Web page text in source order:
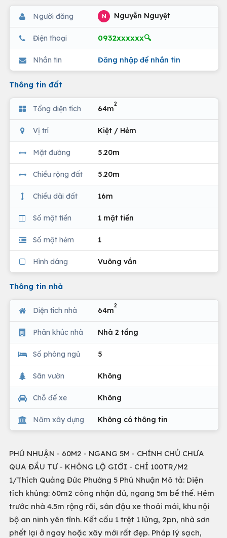
Người đăng N Nguyễn Nguyệt
Điện thoại 0932xxxxxx🔍
Nhắn tin Đăng nhập để nhắn tin
Thông tin đất
Tổng diện tích 64m
2
Vị trí Kiệt / Hẻm
Mặt đường 5.20m
Chiều rộng đất 5.20m
Chiều dài đất 16m
Số mặt tiền 1 mặt tiền
Số mặt hẻm 1
Hình dáng Vuông vắn
Thông tin nhà
Diện tích nhà 64m
2
Phân khúc nhà Nhà 2 tầng
Số phòng ngủ 5
Sân vườn Không
Chỗ để xe Không
Năm xây dựng Không có thông tin
PHÚ NHUẬN - 60M2 - NGANG 5M - CHÍNH CHỦ CHƯA
QUA ĐẦU TƯ - KHÔNG LỘ GIỚI - CHỈ 100TR/M2
1/Thích Quảng Đức Phường 5 Phú Nhuận Mô tả: Diện
tích khủng: 60m2 công nhận đủ, ngang 5m bề thế. Hẻm
trước nhà 4.5m rộng rãi, sân đậu xe thoải mái, khu nội
bộ an ninh yên tĩnh. Kết cấu 1 trệt 1 lửng, 2pn, nhà sơn
phết lại ở ngay hoặc xây mới rất đẹp. Pháp lý sạch,